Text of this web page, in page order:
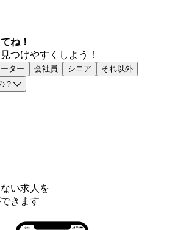
ね！
つけやすくしよう！
ター 会社員 シニア
それ以外
？
い求人を
きます